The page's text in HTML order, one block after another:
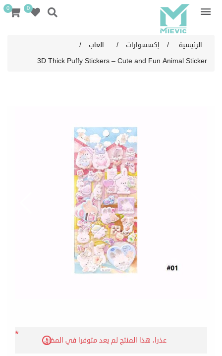
0
0
الرئيسية / إكسسوارات / العاب
/
3D Thick Puffy Stickers – Cute and Fun Animal Sticker
عذرا، هذا المنتج لم يعد متوفرا في المخزن *